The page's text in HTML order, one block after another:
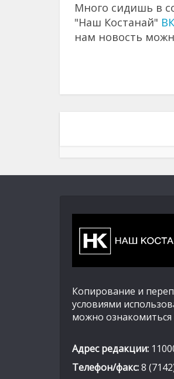
Много сидишь в
"Наш Костанай"
нам новость
Копирование и
условиями
можно ознакомиться
Адрес редакции:
Телефон/факс:8